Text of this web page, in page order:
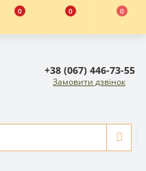
0 0 0
+38 (067) 446-73-55
Замовити дзвінок